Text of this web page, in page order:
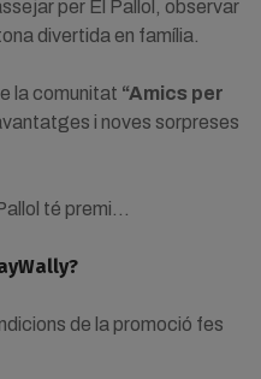
per El Pallol, observar
divertida en família.
la comunitat “Amics per
i noves sorpreses
té premi…
de la promoció fes